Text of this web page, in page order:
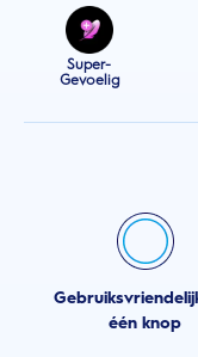
Super-
Gevoelig
één knop